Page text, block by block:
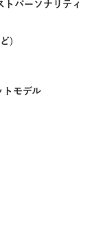
パーソナリティ
)
モデル